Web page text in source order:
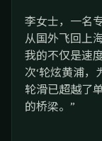
李女士，一名
从国外飞回上
我的不仅是速
次‘轮炫黄浦，
轮滑已超越了
的桥梁。”